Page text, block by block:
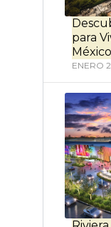
para
México
ENERO